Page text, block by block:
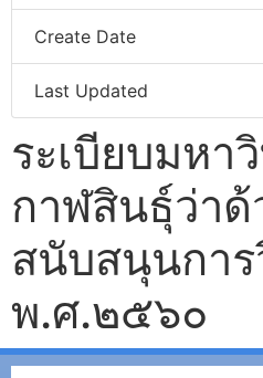
Create Date
Last Updated
ระเบียบมหา
กาฬสินธุ์ว่า
สนับสนุนการ
พ.ศ.๒๕๖๐